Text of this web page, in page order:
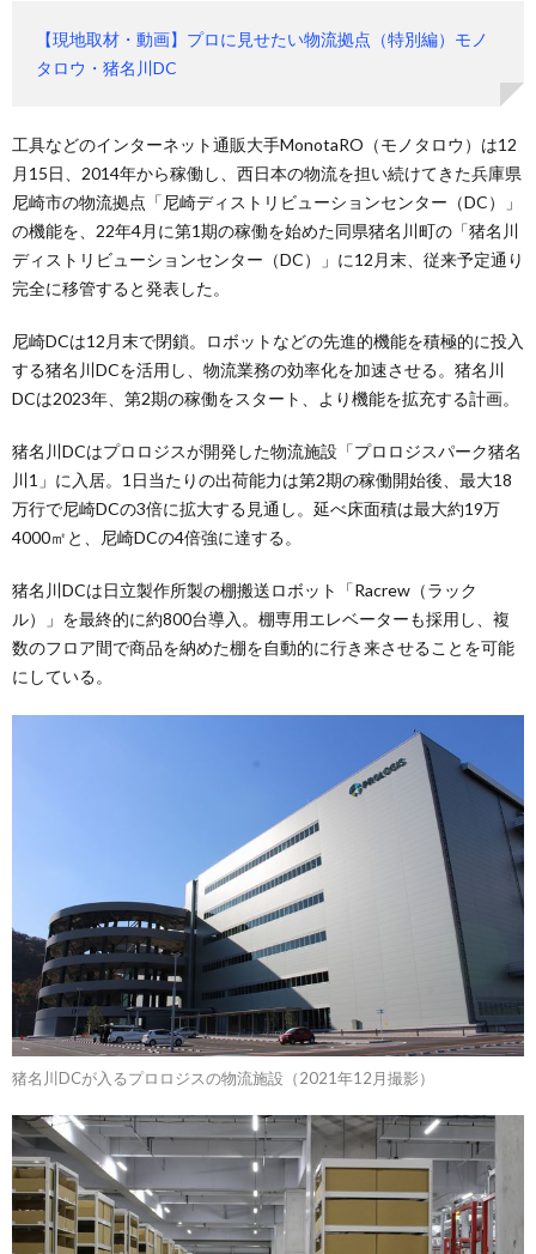
【現地取材・動画】プロに見せたい物流拠点（特別編）モノ
タロウ・猪名川DC
工具などのインターネット通販大手MonotaRO（モノタロウ）は12
月15日、2014年から稼働し、西日本の物流を担い続けてきた兵庫県
尼崎市の物流拠点「尼崎ディストリビューションセンター（DC）」
の機能を、22年4月に第1期の稼働を始めた同県猪名川町の「猪名川
ディストリビューションセンター（DC）」に12月末、従来予定通り
完全に移管すると発表した。
尼崎DCは12月末で閉鎖。ロボットなどの先進的機能を積極的に投入
する猪名川DCを活用し、物流業務の効率化を加速させる。猪名川
DCは2023年、第2期の稼働をスタート、より機能を拡充する計画。
猪名川DCはプロロジスが開発した物流施設「プロロジスパーク猪名
川1」に入居。1日当たりの出荷能力は第2期の稼働開始後、最大18
万行で尼崎DCの3倍に拡大する見通し。延べ床面積は最大約19万
4000㎡と、尼崎DCの4倍強に達する。
猪名川DCは日立製作所製の棚搬送ロボット「Racrew（ラック
ル）」を最終的に約800台導入。棚専用エレベーターも採用し、複
数のフロア間で商品を納めた棚を自動的に行き来させることを可能
にしている。
猪名川DCが入るプロロジスの物流施設（2021年12月撮影）